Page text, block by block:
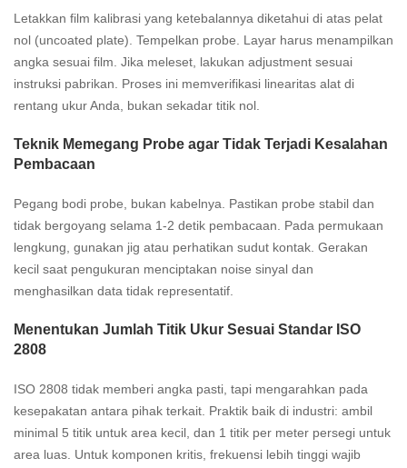
Letakkan film kalibrasi yang ketebalannya diketahui di atas pelat
nol (uncoated plate). Tempelkan probe. Layar harus menampilkan
angka sesuai film. Jika meleset, lakukan adjustment sesuai
instruksi pabrikan. Proses ini memverifikasi linearitas alat di
rentang ukur Anda, bukan sekadar titik nol.
Teknik Memegang Probe agar Tidak Terjadi Kesalahan
Pembacaan
Pegang bodi probe, bukan kabelnya. Pastikan probe stabil dan
tidak bergoyang selama 1-2 detik pembacaan. Pada permukaan
lengkung, gunakan jig atau perhatikan sudut kontak. Gerakan
kecil saat pengukuran menciptakan noise sinyal dan
menghasilkan data tidak representatif.
Menentukan Jumlah Titik Ukur Sesuai Standar ISO
2808
ISO 2808 tidak memberi angka pasti, tapi mengarahkan pada
kesepakatan antara pihak terkait. Praktik baik di industri: ambil
minimal 5 titik untuk area kecil, dan 1 titik per meter persegi untuk
area luas. Untuk komponen kritis, frekuensi lebih tinggi wajib